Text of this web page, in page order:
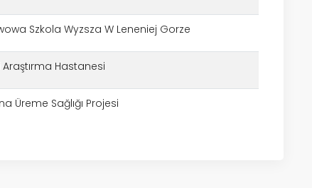
Szkola Wyzsza W Leneniej Gorze
Hastanesi
Üreme Sağlığı Projesi